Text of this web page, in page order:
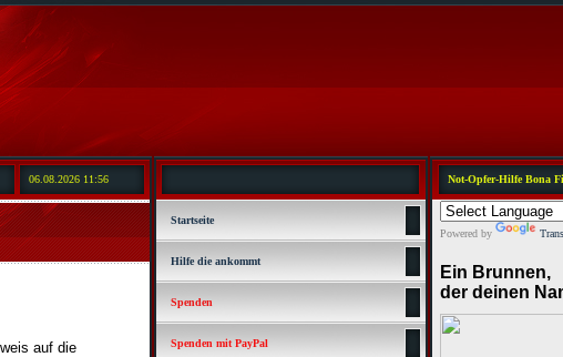
06.08.2026 11:56
auf die
Startseite
Hilfe die ankommt
Spenden
Spenden mit PayPal
Not-Opfer-Hilfe Bona
Powered by
Ein Brunnen,
der deinen